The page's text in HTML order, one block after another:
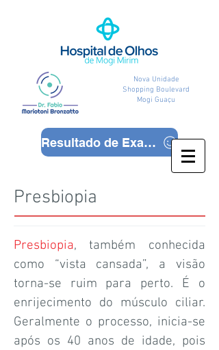
Nova Unidade
Shopping Boulevard
Mogi Guaçu
Resultado de Exames
Presbiopia
Presbiopia, também conhecida
como “vista cansada”, a visão
torna-se ruim para perto. É o
enrijecimento do músculo ciliar.
Geralmente o processo, inicia-se
após os 40 anos de idade, pois